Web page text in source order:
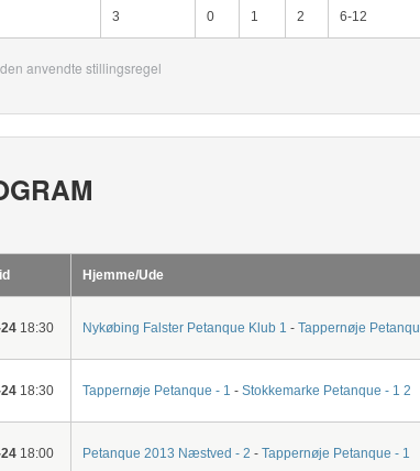
3 0 1 2 6-12
anvendte stillingsregel
Hjemme/Ude
18:30 Nykøbing Falster Petanque Klub 1 - Tappernøje
18:30 Tappernøje Petanque - 1 - Stokkemarke Petanque - 1 2
18:00 Petanque 2013 Næstved - 2 - Tappernøje Petanque - 1